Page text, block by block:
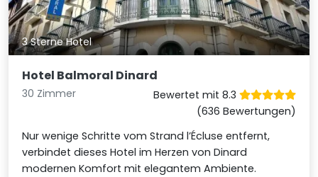
3 Sterne Hotel
Hotel Balmoral Dinard
30 Zimmer
Bewertet mit 8.3
(636 Bewertungen)
Nur wenige Schritte vom Strand l’Écluse entfernt,
verbindet dieses Hotel im Herzen von Dinard
modernen Komfort mit elegantem Ambiente.